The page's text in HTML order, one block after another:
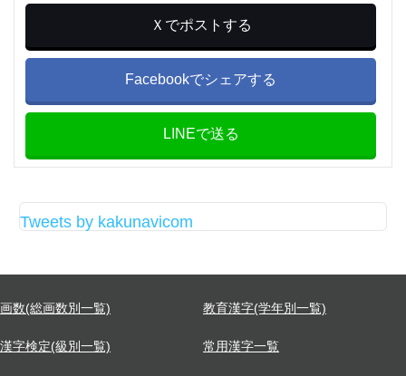
Ｘでポストする
Facebookでシェアする
LINEで送る
Tweets by kakunavicom
画数(総画数別一覧) 教育漢字(学年別一覧)
漢字検定(級別一覧) 常用漢字一覧